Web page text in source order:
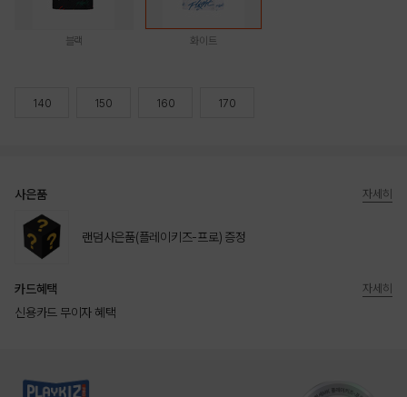
블랙 화이트
140 150 160 170
사은품
랜덤사은품(플레이키즈-프로) 증정
자세히
카드혜택
신용카드 무이자 혜택
자세히